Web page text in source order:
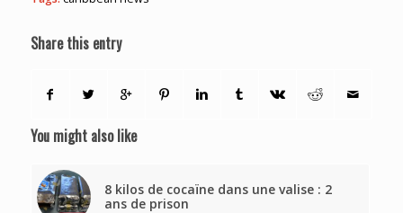
Share this entry
You might also like
8 kilos de cocaïne dans une valise : 2
ans de prison